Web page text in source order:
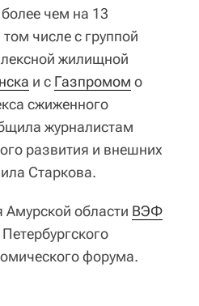
чем на 13
числе с группой
жилищной
и с Газпромом о
сжиженного
журналистам
развития и внешних
Старкова.
Амурской области ВЭФ
форума.